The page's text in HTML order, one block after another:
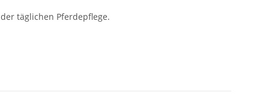
täglichen Pferdepflege.